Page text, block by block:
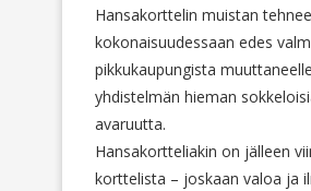
Hansakorttelin muistan
kokonaisuudessaan edes
pikkukaupungista
yhdistelmän hieman
avaruutta.
Hansakortteliakin on jälleen
korttelista – joskaan valoa ja